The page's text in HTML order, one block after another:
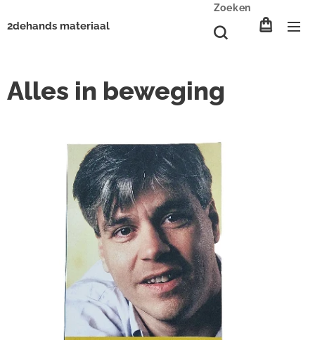
2dehands materiaal
Zoeken
Alles in beweging